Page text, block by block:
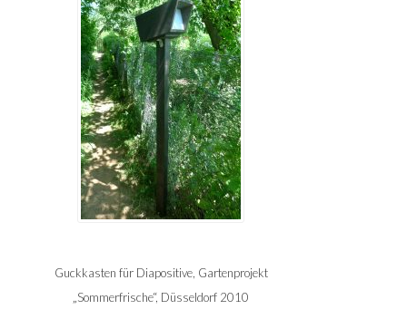
Guckkasten für Diapositive, Gartenprojekt
„Sommerfrische“, Düsseldorf 2010